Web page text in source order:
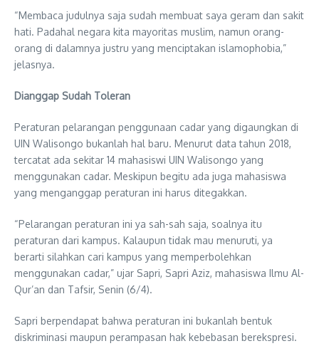
“Membaca judulnya saja sudah membuat saya geram dan sakit
hati. Padahal negara kita mayoritas muslim, namun orang-
orang di dalamnya justru yang menciptakan islamophobia,”
jelasnya.
Dianggap Sudah Toleran
Peraturan pelarangan penggunaan cadar yang digaungkan di
UIN Walisongo bukanlah hal baru. Menurut data tahun 2018,
tercatat ada sekitar 14 mahasiswi UIN Walisongo yang
menggunakan cadar. Meskipun begitu ada juga mahasiswa
yang menganggap peraturan ini harus ditegakkan.
“Pelarangan peraturan ini ya sah-sah saja, soalnya itu
peraturan dari kampus. Kalaupun tidak mau menuruti, ya
berarti silahkan cari kampus yang memperbolehkan
menggunakan cadar,” ujar Sapri, Sapri Aziz, mahasiswa Ilmu Al-
Qur’an dan Tafsir, Senin (6/4).
Sapri berpendapat bahwa peraturan ini bukanlah bentuk
diskriminasi maupun perampasan hak kebebasan berekspresi.